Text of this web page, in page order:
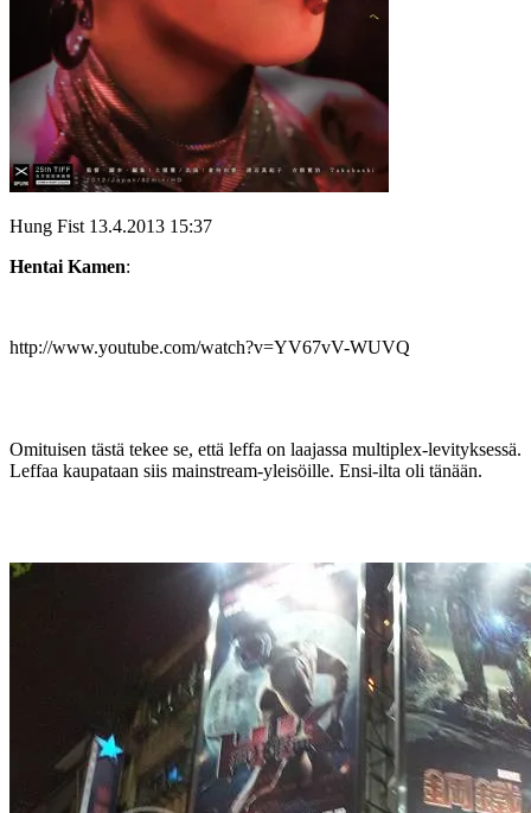
Hung Fist 13.4.2013 15:37
Hentai Kamen:
http://www.youtube.com/watch?v=YV67vV-WUVQ
Omituisen tästä tekee se, että leffa on laajassa multiplex-levityksessä.
Leffaa kaupataan siis mainstream-yleisöille. Ensi-ilta oli tänään.